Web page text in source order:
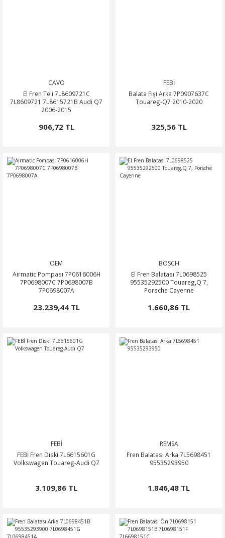
CAVO
El Fren Teli 7L8609721C
7L8609721 7L8615721B Audi Q7
2006-2015
906,72 TL
FEBİ
Balata Fişi Arka 7P0907637C
Touareg-Q7 2010-2020
325,56 TL
OEM
Airmatic Pompası 7P0616006H
7P0698007C 7P0698007B
7P0698007A
23.239,44 TL
BOSCH
El Fren Balatası 7L0698525
95535292500 Touareg,Q 7,
Porsche Cayenne
1.660,86 TL
FEBİ
FEBİ Fren Diski 7L6615601G
Volkswagen Touareg-Audi Q7
3.109,86 TL
REMSA
Fren Balatası Arka 7L5698451
95535293950
1.846,48 TL